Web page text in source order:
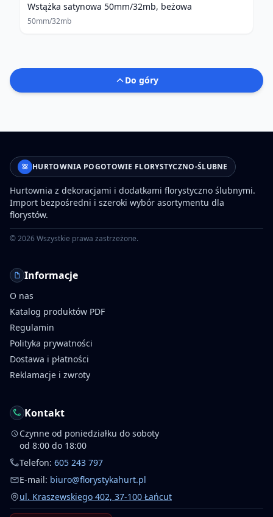
Wstążka satynowa 50mm/32mb, beżowa
50mm/32mb
Do góry
HURTOWNIA POGOTOWIE FLORYSTYCZNO-ŚLUBNE
Hurtownia z dekoracjami i dodatkami florystyczno ślubnymi.
Import bezpośredni i szeroki wybór asortymentu dla
florystów.
©2026Wszystkie prawa zastrzeżone.
Informacje
O nas
Katalog produktów PDF
Regulamin
Polityka prywatności
Dostawa i płatności
Reklamacje i zwroty
Kontakt
Czynne od poniedziałku do soboty
od 8:00 do 18:00
Telefon: 605 243 797
E-mail: biuro@florystykahurt.pl
ul. Kraszewskiego 402, 37-100 Łańcut